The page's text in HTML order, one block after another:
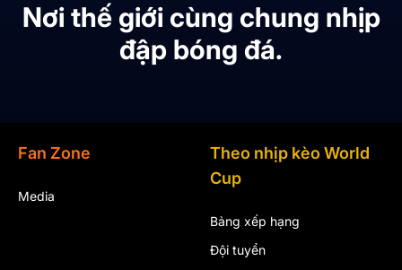
Nơi thế giới cùng chung nhịp
đập bóng đá.
Fan Zone
Media
Theo nhịp kèo World
Cup
Bảng xếp hạng
Đội tuyển